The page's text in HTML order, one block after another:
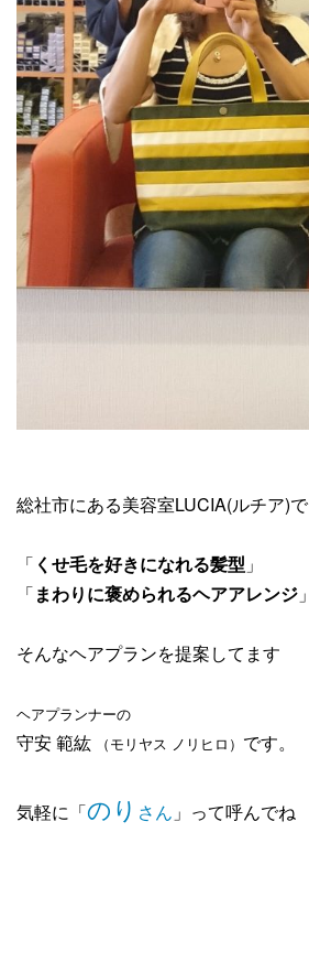
総社市にある美容室LUCIA(ルチア)で
「 くせ毛を好きになれる髪型 」
「まわりに褒められるヘアアレンジ 」
そんなヘアプランを提案してます
ヘアプランナーの
守安 範紘 （モリヤス ノリヒロ） です。
気軽に「のり さん 」って呼んでね